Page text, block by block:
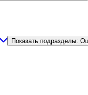
Показать подразделы: